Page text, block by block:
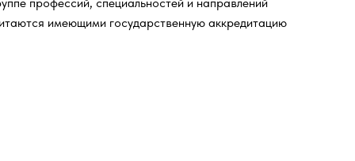
имеющими государственную аккредитацию